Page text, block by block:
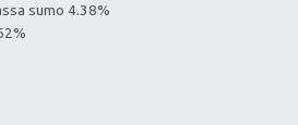
sumo 4.38%